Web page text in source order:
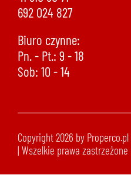
692 024 827
Biuro czynne:
Pn. - Pt.: 9 - 18
Sob: 10 - 14
Copyright 2026 by Properco.pl
| Wszelkie prawa zastrzeżone